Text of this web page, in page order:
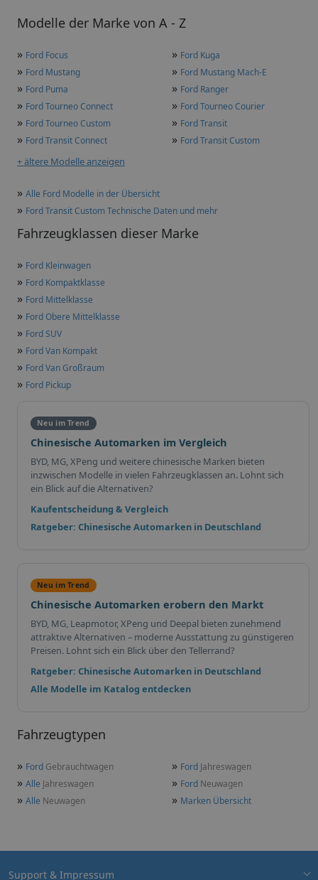
Modelle der Marke von A - Z
» Ford Focus » Ford Kuga
» Ford Mustang » Ford Mustang Mach-E
» Ford Puma » Ford Ranger
» Ford Tourneo Connect » Ford Tourneo Courier
» Ford Tourneo Custom » Ford Transit
» Ford Transit Connect » Ford Transit Custom
+ ältere Modelle anzeigen
» Alle Ford Modelle in der Übersicht
» Ford Transit Custom Technische Daten und mehr
Fahrzeugklassen dieser Marke
» Ford Kleinwagen
» Ford Kompaktklasse
» Ford Mittelklasse
» Ford Obere Mittelklasse
» Ford SUV
» Ford Van Kompakt
» Ford Van Großraum
» Ford Pickup
Neu im Trend
Chinesische Automarken im Vergleich
BYD, MG, XPeng und weitere chinesische Marken bieten
inzwischen Modelle in vielen Fahrzeugklassen an. Lohnt sich
ein Blick auf die Alternativen?
Kaufentscheidung & Vergleich
Ratgeber: Chinesische Automarken in Deutschland
Neu im Trend
Chinesische Automarken erobern den Markt
BYD, MG, Leapmotor, XPeng und Deepal bieten zunehmend
attraktive Alternativen – moderne Ausstattung zu günstigeren
Preisen. Lohnt sich ein Blick über den Tellerrand?
Ratgeber: Chinesische Automarken in Deutschland
Alle Modelle im Katalog entdecken
Fahrzeugtypen
» Ford Gebrauchtwagen » Ford Jahreswagen
» Alle Jahreswagen » Ford Neuwagen
» Alle Neuwagen » Marken Übersicht
Support & Impressum